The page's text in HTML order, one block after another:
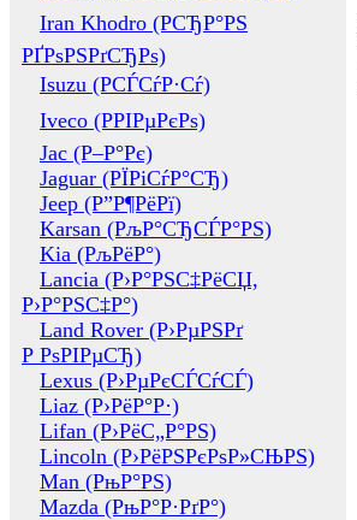
Iran Khodro (РСЂР°РЅ
РҐРѕРЅРґСЂРѕ)
Isuzu (РСЃСѓР·Сѓ)
Iveco (РРІРµРєРѕ)
Jac (Р–Р°Рє)
Jaguar (РЇРіСѓР°СЂ)
Jeep (Р”Р¶РёРї)
Karsan (РљР°СЂСЃР°РЅ)
Kia (РљРёР°)
Lancia (Р›Р°РЅС‡РёСЏ,
Р›Р°РЅС‡Р°)
Land Rover (Р›РµРЅРґ
Р РѕРІРµСЂ)
Lexus (Р›РµРєСЃСѓСЃ)
Liaz (Р›РёР°Р·)
Lifan (Р›РёС„Р°РЅ)
Lincoln (Р›РёРЅРєРѕР»СЊРЅ)
Man (РњР°РЅ)
Mazda (РњР°Р·РґР°)